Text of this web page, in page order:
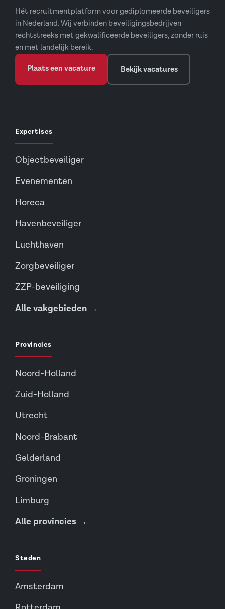
Hét recruitmentplatform voor gediplomeerde beveiligers
in Nederland. Wij verbinden beveiligingsbedrijven
rechtstreeks met gekwalificeerde beveiligers, zonder ruis
en met landelijk bereik.
Plaats een vacature Bekijk vacatures
Expertises
Objectbeveiliger
Evenementen
Horeca
Havenbeveiliger
Luchthaven
Zorgbeveiliger
ZZP-beveiliging
Alle vakgebieden →
Provincies
Noord-Holland
Zuid-Holland
Utrecht
Noord-Brabant
Gelderland
Groningen
Limburg
Alle provincies →
Steden
Amsterdam